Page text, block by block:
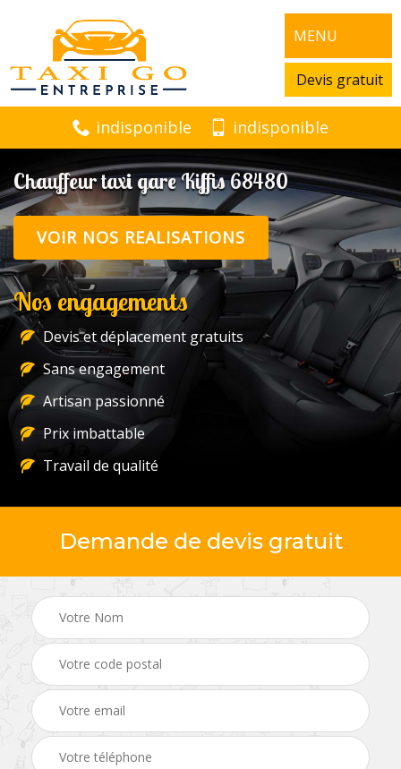
MENU
Devis gratuit
indisponible indisponible
Chauffeur taxi gare Kiffis 68480
VOIR NOS REALISATIONS
Nos engagements
Devis et déplacement gratuits
Sans engagement
Artisan passionné
Prix imbattable
Travail de qualité
Demande de devis gratuit